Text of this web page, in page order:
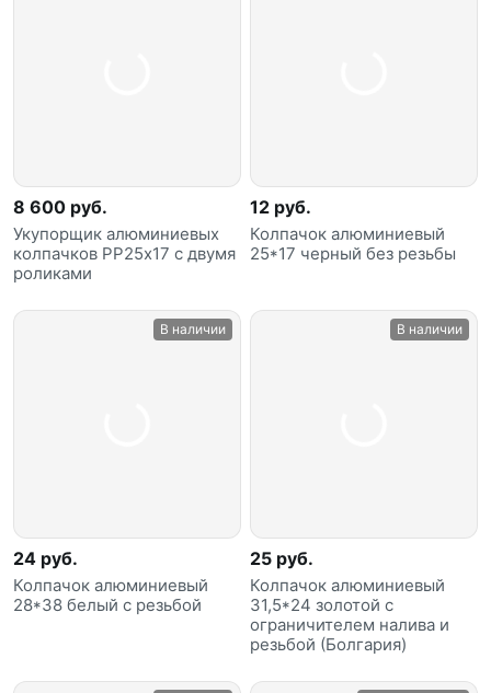
8 600 руб.
Укупорщик алюминиевых
колпачков РР25х17 с двумя
роликами
12 руб.
Колпачок алюминиевый
25*17 черный без резьбы
В наличии
24 руб.
Колпачок алюминиевый
28*38 белый с резьбой
В наличии
25 руб.
Колпачок алюминиевый
31,5*24 золотой с
ограничителем налива и
резьбой (Болгария)